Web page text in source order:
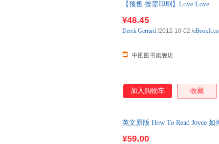
【预售 按需印刷】Love Love
¥48.45
中图图书旗舰店
Derek Gerrard /2012-10-02 /
加入购物车 收藏
英文原版 How To Read Joyce
¥59.00